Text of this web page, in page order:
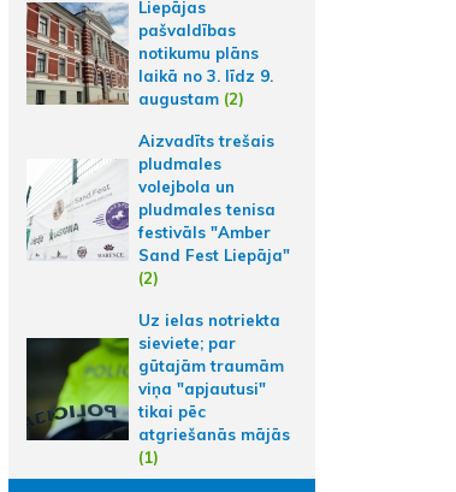
Liepājas
pašvaldības
notikumu plāns
laikā no 3. līdz 9.
augustam (2)
Aizvadīts trešais
pludmales
volejbola un
pludmales tenisa
festivāls "Amber
Sand Fest Liepāja"
(2)
Uz ielas notriekta
sieviete; par
gūtajām traumām
viņa "apjautusi"
tikai pēc
atgriešanās mājās
(1)